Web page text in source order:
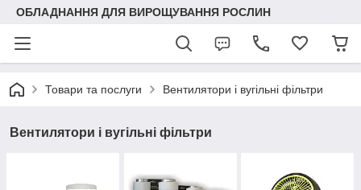
ОБЛАДНАННЯ ДЛЯ ВИРОЩУВАННЯ РОСЛИН
Товари та послуги Вентилятори і вугільні фільтри
Вентилятори і вугільні фільтри